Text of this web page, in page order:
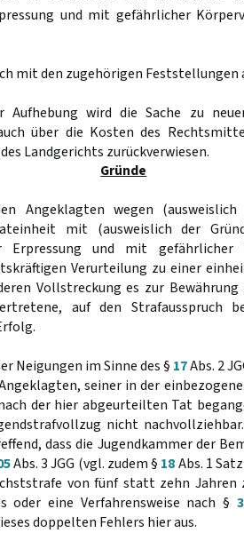
und mit gefährlicher
mit den zugehörigen Feststellungen
Aufhebung wird die Sache zu
über die Kosten des
Landgerichts zurückverwiesen.
Gründe
Angeklagten wegen (ausweislich
mit (ausweislich der
Erpressung und mit gefährlicher
Verurteilung zu einer
Vollstreckung es zur
auf den Strafausspruch
Neigungen im Sinne des § 17Abs. 2
seiner in der
der hier abgeurteilten Tat
nicht
dass die Jugendkammer der
Abs. 3 JGG (vgl. zudem § 18Abs. 1
von fünf statt zehn Jahren
oder eine Verfahrensweise nach §
doppelten Fehlers hier aus.